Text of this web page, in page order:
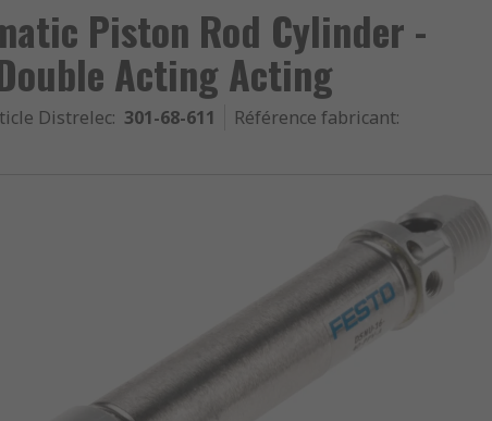
Piston Rod Cylinder -
Acting Acting
Distrelec: 301-68-611 Référence fabricant: